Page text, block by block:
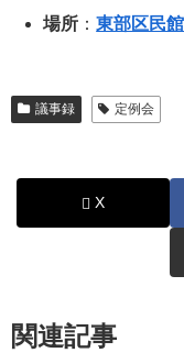
場所 ：東部区民
議事録 定例会
X
関連記事